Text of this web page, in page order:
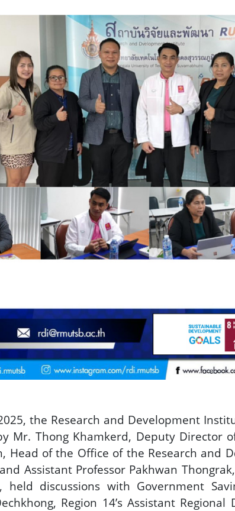
the Research and Development
Mr. Thong Khamkerd, Deputy Director
Head of the Office of the Research and
Assistant Professor Pakhwan
held discussions with Government
Region 14’s Assistant